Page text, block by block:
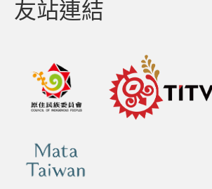
友站連結